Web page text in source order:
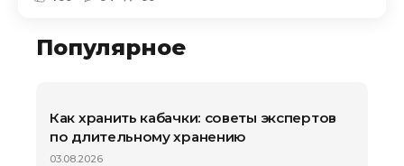
Популярное
Как хранить кабачки: советы экспертов
по длительному хранению
03.08.2026